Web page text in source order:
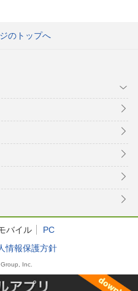
のトップへ
バイル
PC
情報保護方針
Inc.